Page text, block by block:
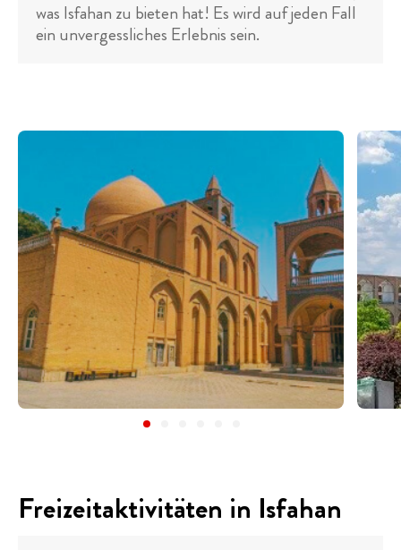
was Isfahan zu bieten hat! Es wird auf jeden Fall
ein unvergessliches Erlebnis sein.
Freizeitaktivitäten in Isfahan